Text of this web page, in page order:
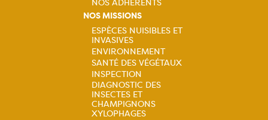
principale
NOS ADHÉRENTS
NOS MISSIONS
Navigation
principale
ESPÈCES NUISIBLES ET
INVASIVES
ENVIRONNEMENT
SANTÉ DES VÉGÉTAUX
INSPECTION
DIAGNOSTIC DES
INSECTES ET
CHAMPIGNONS
XYLOPHAGES